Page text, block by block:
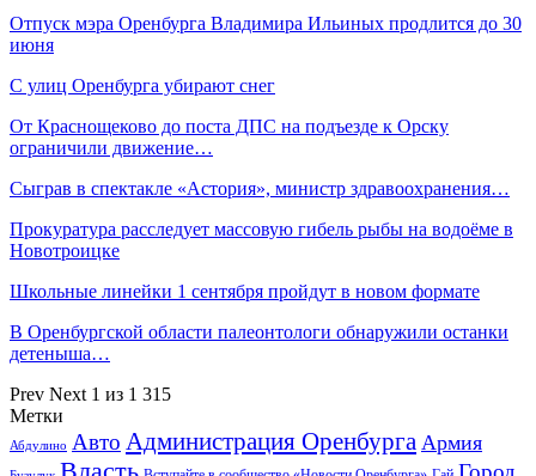
Отпуск мэра Оренбурга Владимира Ильиных продлится до 30
июня
С улиц Оренбурга убирают снег
От Краснощеково до поста ДПС на подъезде к Орску
ограничили движение…
Сыграв в спектакле «Астория», министр здравоохранения…
Прокуратура расследует массовую гибель рыбы на водоёме в
Новотроицке
Школьные линейки 1 сентября пройдут в новом формате
В Оренбургской области палеонтологи обнаружили останки
детеныша…
Prev Next 1 из 1 315
Метки
Абдулино Авто Администрация Оренбурга Армия